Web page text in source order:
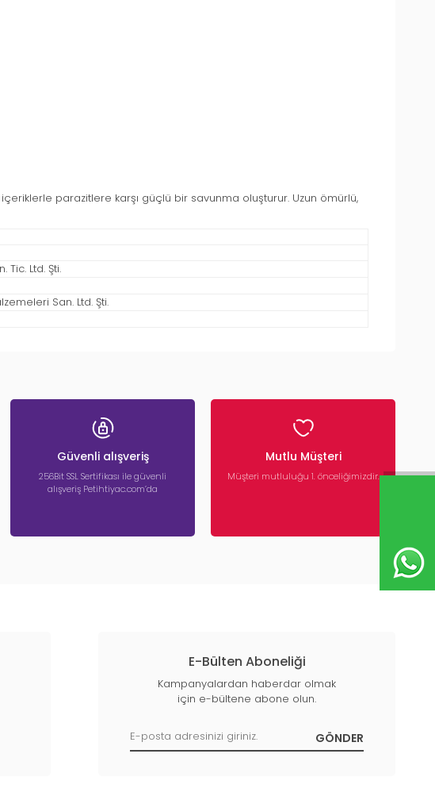
parazitlere karşı güçlü bir savunma oluşturur. Uzun ömürlü,
Ltd. Şti.
San. Ltd. Şti.
Güvenli alışveriş
256Bit SSL Sertifikası ile güvenli
alışveriş Petihtiyac.com’da
Mutlu Müşteri
Müşteri mutluluğu 1. önceliğimizdir.
E-Bülten Aboneliği
Kampanyalardan haberdar olmak
için e-bültene abone olun.